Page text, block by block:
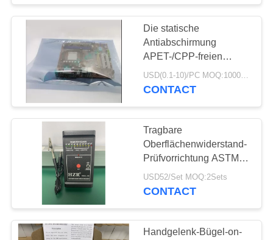
PRIVACY
Prägeartiges
Fördermaschinen-
Band
SMT-
Fördermaschinen-
Band
31
Die statische
Antiabschirmung
APET-/CPP-freien
Raumes sackt Esd-
Taschen für Elektronik
USD(0.1-10)/PC MOQ:1000pcs
CONTACT
Tragbare
Oberflächenwiderstand-
Prüfvorrichtung ASTM
D-257 ESD 90%RH 9V
USD52/Set MOQ:2Sets
CONTACT
Handgelenk-Bügel-on-